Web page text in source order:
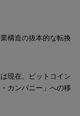
構造の抜本的な転換
現在、ビットコイン
カンパニー」への移